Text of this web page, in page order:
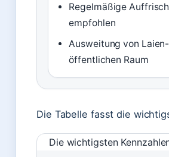
Regelmäßige
empfohlen
Ausweitung von
öffentlichen Raum
Die Tabelle fasst die
Die wichtigsten